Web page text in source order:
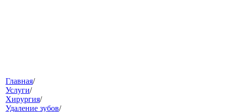
меню
Главная/
Услуги/
Хирургия/
Удаление зубов/